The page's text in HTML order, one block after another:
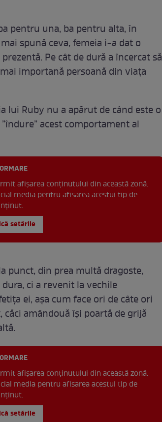
pentru una, ba pentru alta, în
spună ceva, femeia i-a dat o
Pe cât de dură a încercat să
importană persoană din viața
lui Ruby nu a apărut de când este o
acest comportament al
afișarea conținutului din această zonă.
media pentru afisarea acestui tip de
setările
punct, din prea multă dragoste,
ci a revenit la vechile
ei, așa cum face ori de câte ori
amândouă își poartă de grijă
afișarea conținutului din această zonă.
media pentru afisarea acestui tip de
setările